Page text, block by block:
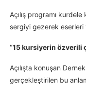
Açılış programı
sergiyi gezerek eserleri
“15 kursiyerin özverili
Açılışta konuşan
gerçekleştirilen bu